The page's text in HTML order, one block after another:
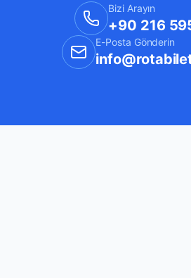
Bizi Arayın
+90 216
E-Posta Gönderin